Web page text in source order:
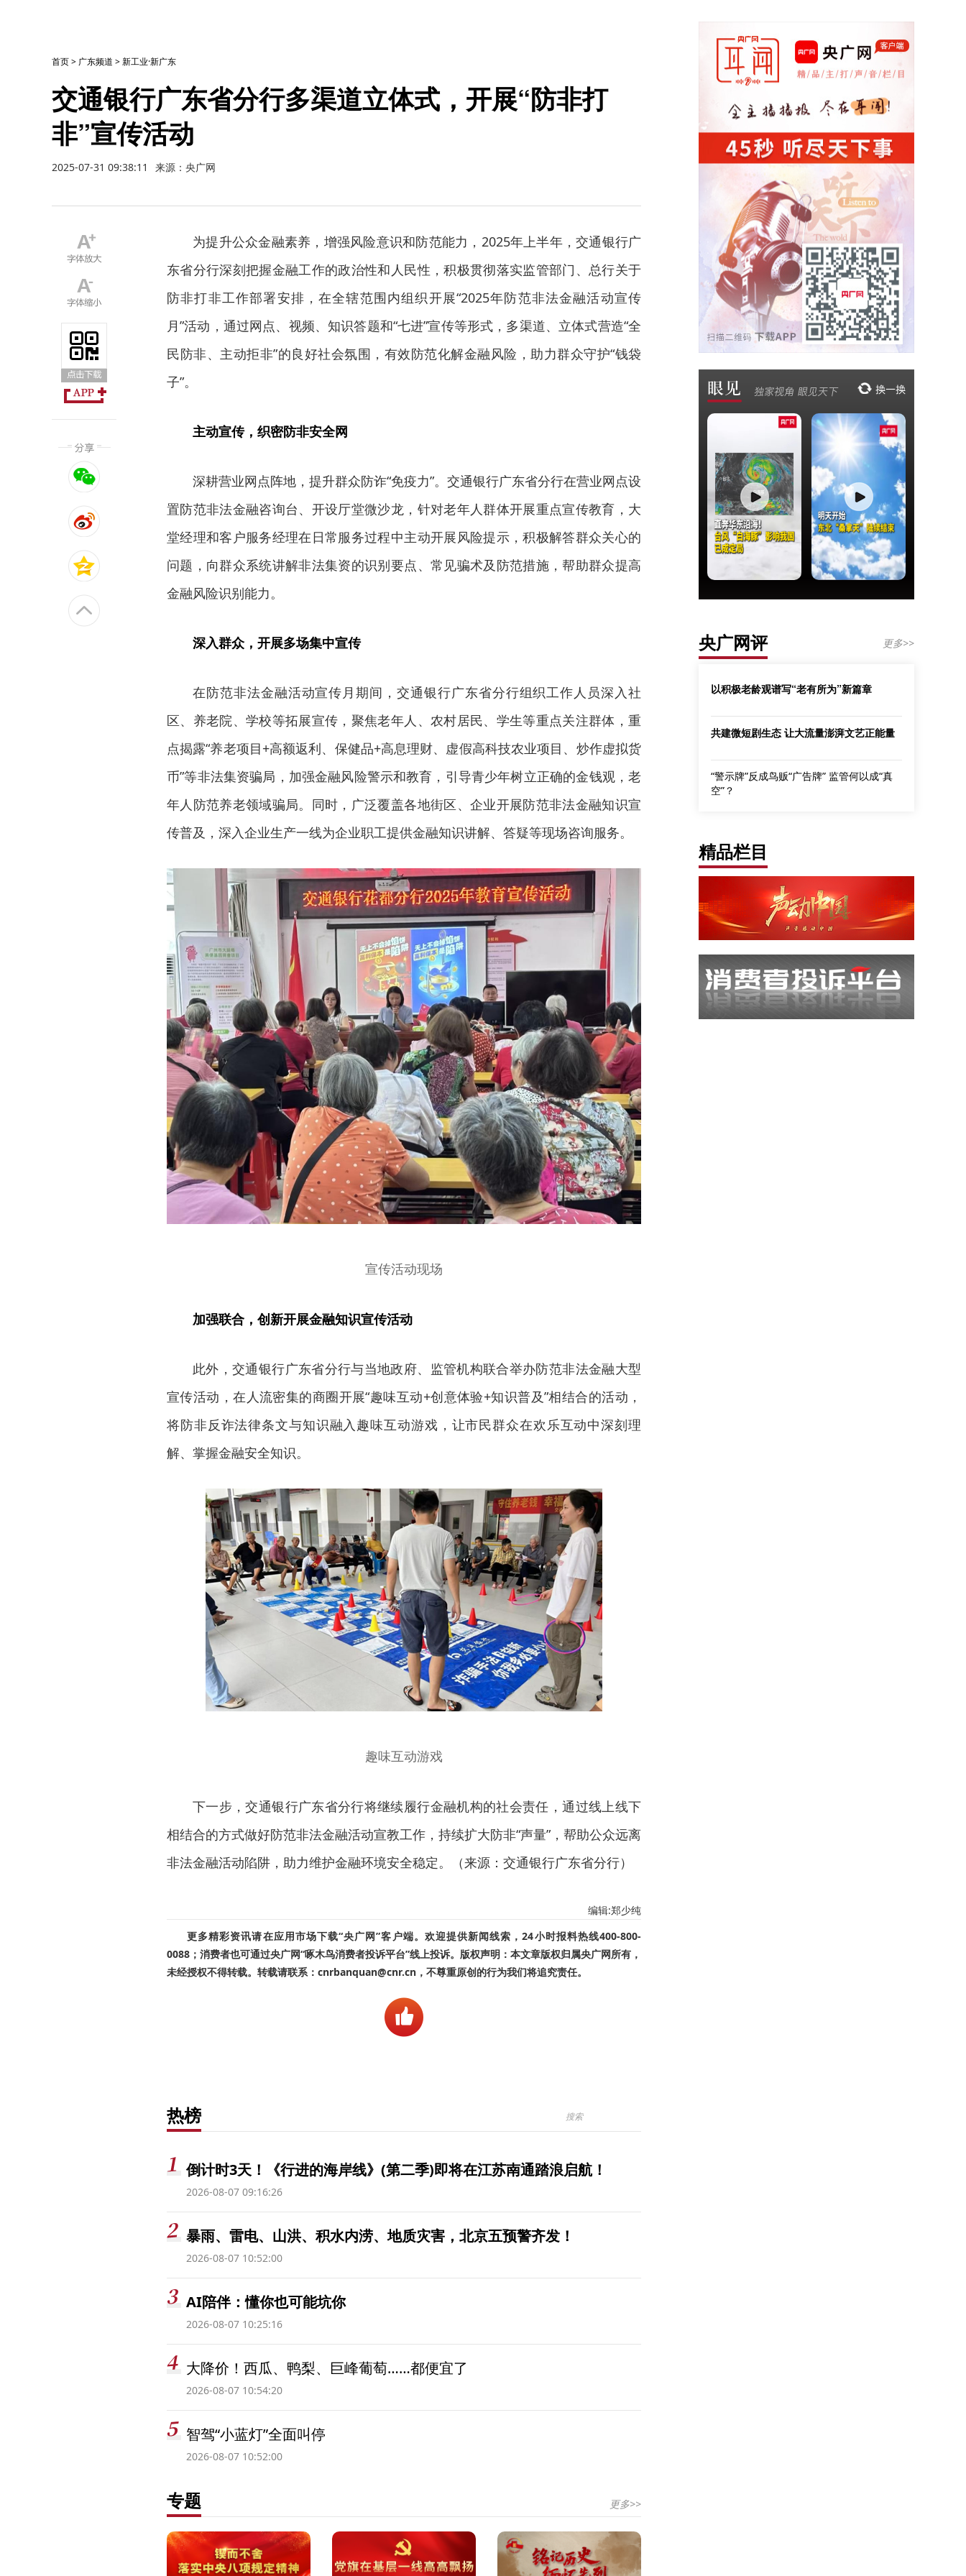
首页> 广东频道 >新工业·新广东
交通银行广东省分行多渠道立体式，开展“防非打
非”宣传活动
2025-07-31 09:38:11 来源：央广网
为提升公众金融素养，增强风险意识和防范能力，2025年上半年，交通银行广
东省分行深刻把握金融工作的政治性和人民性，积极贯彻落实监管部门、总行关于
防非打非工作部署安排，在全辖范围内组织开展“2025年防范非法金融活动宣传
月”活动，通过网点、视频、知识答题和“七进”宣传等形式，多渠道、立体式营造“全
民防非、主动拒非”的良好社会氛围，有效防范化解金融风险，助力群众守护“钱袋
子”。
主动宣传，织密防非安全网
深耕营业网点阵地，提升群众防诈“免疫力”。交通银行广东省分行在营业网点设
置防范非法金融咨询台、开设厅堂微沙龙，针对老年人群体开展重点宣传教育，大
堂经理和客户服务经理在日常服务过程中主动开展风险提示，积极解答群众关心的
问题，向群众系统讲解非法集资的识别要点、常见骗术及防范措施，帮助群众提高
金融风险识别能力。
深入群众，开展多场集中宣传
在防范非法金融活动宣传月期间，交通银行广东省分行组织工作人员深入社
区、养老院、学校等拓展宣传，聚焦老年人、农村居民、学生等重点关注群体，重
点揭露“养老项目+高额返利、保健品+高息理财、虚假高科技农业项目、炒作虚拟货
币”等非法集资骗局，加强金融风险警示和教育，引导青少年树立正确的金钱观，老
年人防范养老领域骗局。同时，广泛覆盖各地街区、企业开展防范非法金融知识宣
传普及，深入企业生产一线为企业职工提供金融知识讲解、答疑等现场咨询服务。
宣传活动现场
加强联合，创新开展金融知识宣传活动
此外，交通银行广东省分行与当地政府、监管机构联合举办防范非法金融大型
宣传活动，在人流密集的商圈开展“趣味互动+创意体验+知识普及”相结合的活动，
将防非反诈法律条文与知识融入趣味互动游戏，让市民群众在欢乐互动中深刻理
解、掌握金融安全知识。
趣味互动游戏
下一步，交通银行广东省分行将继续履行金融机构的社会责任，通过线上线下
相结合的方式做好防范非法金融活动宣教工作，持续扩大防非“声量”，帮助公众远离
非法金融活动陷阱，助力维护金融环境安全稳定。（来源：交通银行广东省分行）
编辑:郑少纯
更多精彩资讯请在应用市场下载“央广网”客户端。欢迎提供新闻线索，24小时报料热线400-800-
0088；消费者也可通过央广网“啄木鸟消费者投诉平台”线上投诉。版权声明：本文章版权归属央广网所有，
未经授权不得转载。转载请联系：cnrbanquan@cnr.cn，不尊重原创的行为我们将追究责任。
热榜
倒计时3天！《行进的海岸线》(第二季)即将在江苏南通踏浪启航！
2026-08-07 09:16:26
暴雨、雷电、山洪、积水内涝、地质灾害，北京五预警齐发！
2026-08-07 10:52:00
AI陪伴：懂你也可能坑你
2026-08-07 10:25:16
大降价！西瓜、鸭梨、巨峰葡萄……都便宜了
2026-08-07 10:54:20
智驾“小蓝灯”全面叫停
2026-08-07 10:52:00
专题 更多>>
央广网评 更多>>
以积极老龄观谱写“老有所为”新篇章
共建微短剧生态 让大流量澎湃文艺正能量
“警示牌”反成鸟贩“广告牌” 监管何以成“真
空”？
精品栏目